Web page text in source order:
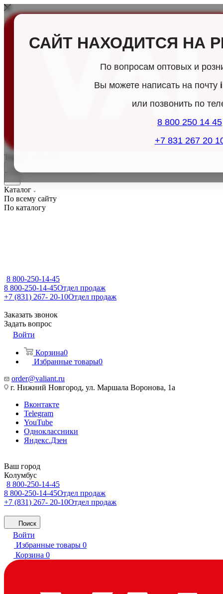
САЙТ НАХОДИТСЯ НА
По вопросам оптовых и
Вы можете написать на почту
или позвонить по
8 800 250 14 45
+7 831 267 20
Товары для дома
Каталог
По всему сайту
По каталогу
8 800-250-14-45
8 800-250-14-45Отдел продаж
+7 (831) 267- 20-10Отдел продаж
Заказать звонок
Задать вопрос
Войти
Корзина0
Избранные товары0
order@valiant.ru
г. Нижний Новгород, ул. Маршала Воронова, 1а
Вконтакте
Telegram
YouTube
Одноклассники
Яндекс.Дзен
Ваш город
Колумбус
8 800-250-14-45
8 800-250-14-45Отдел продаж
+7 (831) 267- 20-10Отдел продаж
Поиск
Войти
Избранные товары 0
Корзина 0